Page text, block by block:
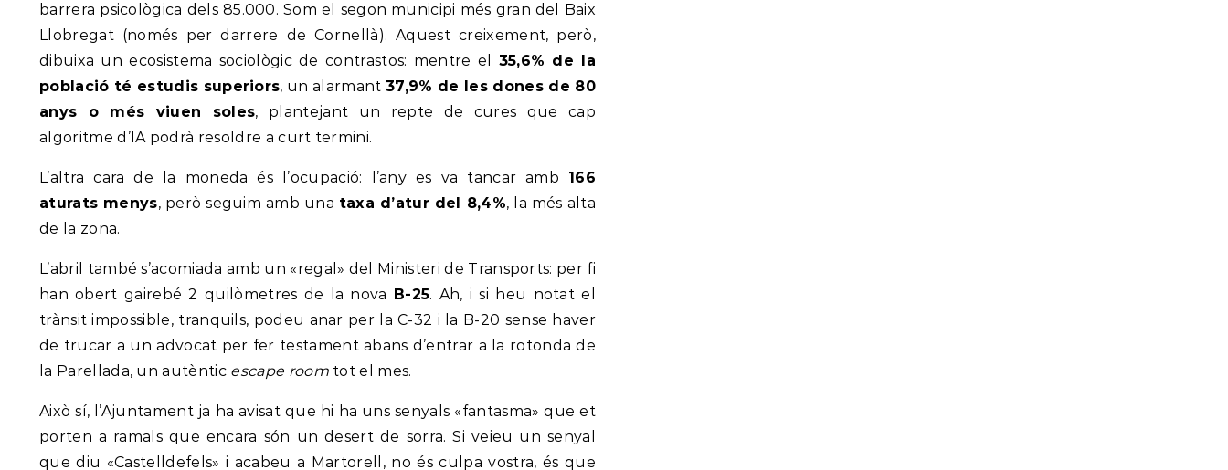
barrera psicològica dels 85.000. Som el segon municipi més gran del Baix
Llobregat (només per darrere de Cornellà). Aquest creixement, però,
dibuixa un ecosistema sociològic de contrastos: mentre el 35,6% de la
població té estudis superiors, un alarmant37,9% de les dones de 80
anys o més viuen soles, plantejant un repte de cures que cap
algoritme d’IA podrà resoldre a curt termini.
L’altra cara de la moneda és l’ocupació: l’any es va tancar amb 166
aturats menys, però seguim amb una taxa d’atur del 8,4%, la més alta
de la zona.
L’abril també s’acomiada amb un «regal» del Ministeri de Transports: per fi
han obert gairebé 2 quilòmetres de la nova B-25. Ah, i si heu notat el
trànsit impossible, tranquils, podeu anar per la C-32 i la B-20 sense haver
de trucar a un advocat per fer testament abans d’entrar a la rotonda de
la Parellada, un autèntic escape roomtot el mes.
Això sí, l’Ajuntament ja ha avisat que hi ha uns senyals «fantasma» que et
porten a ramals que encara són un desert de sorra. Si veieu un senyal
que diu «Castelldefels» i acabeu a Martorell, no és culpa vostra, és que